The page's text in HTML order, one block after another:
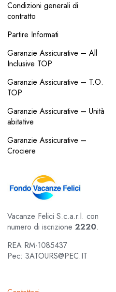
Condizioni generali di
contratto
Partire Informati
Garanzie Assicurative – All
Inclusive TOP
Garanzie Assicurative – T.O.
TOP
Garanzie Assicurative – Unità
abitative
Garanzie Assicurative –
Crociere
Vacanze Felici S.c.a.r.l. con
numero di iscrizione 2220.
REA RM-1085437
Pec: 3ATOURS@PEC.IT